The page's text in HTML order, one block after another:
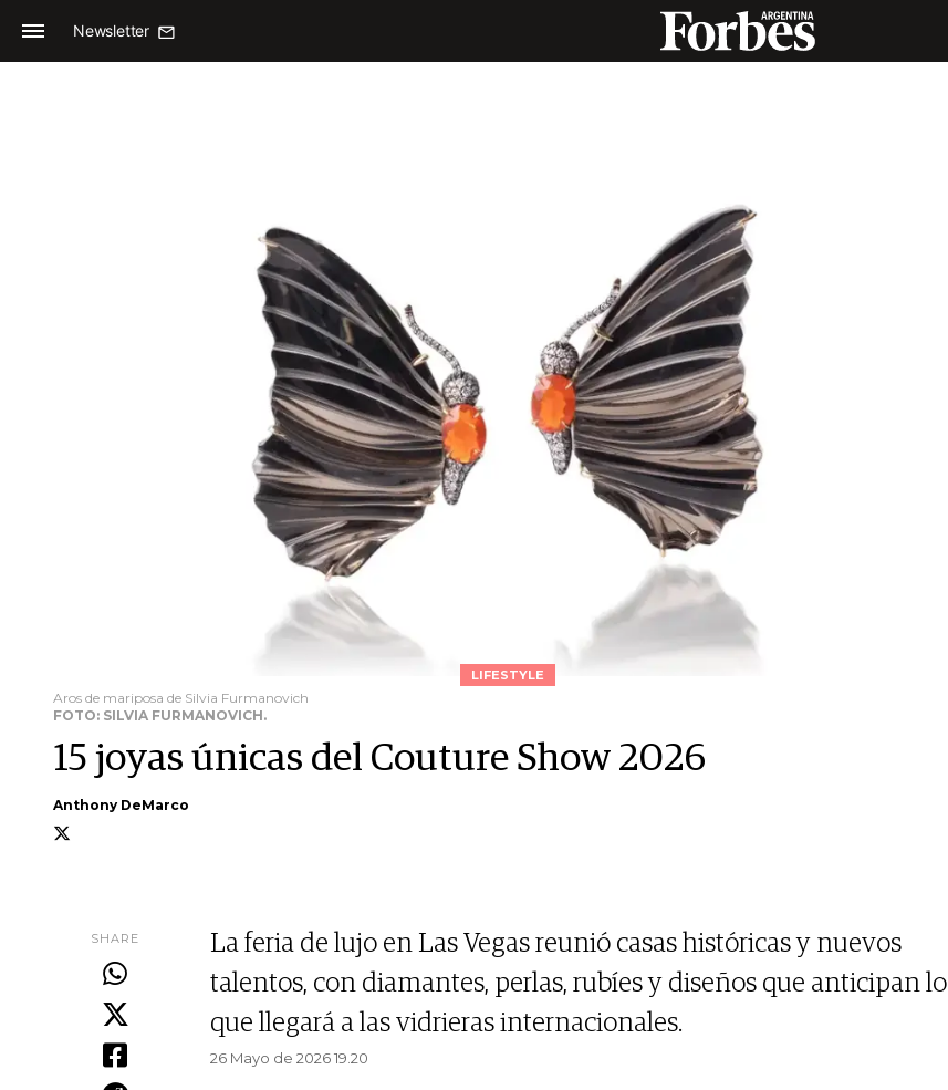
Newsletter
LIFESTYLE
Aros de mariposa de Silvia Furmanovich
FOTO: SILVIA FURMANOVICH.
15 joyas únicas del Couture Show 2026
Anthony DeMarco
SHARE
La feria de lujo en Las Vegas reunió casas históricas y nuevos
talentos, con diamantes, perlas, rubíes y diseños que anticipan lo
que llegará a las vidrieras internacionales.
26 Mayo de 2026 19.20